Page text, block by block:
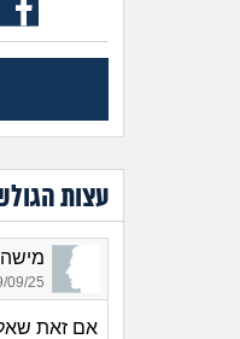
עצות
מישהו_1260, בן
25 00:56
אם זאת